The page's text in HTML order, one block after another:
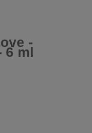
-
6 ml